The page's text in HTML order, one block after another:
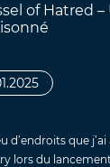
of Hatred –
d’endroits que
lors du